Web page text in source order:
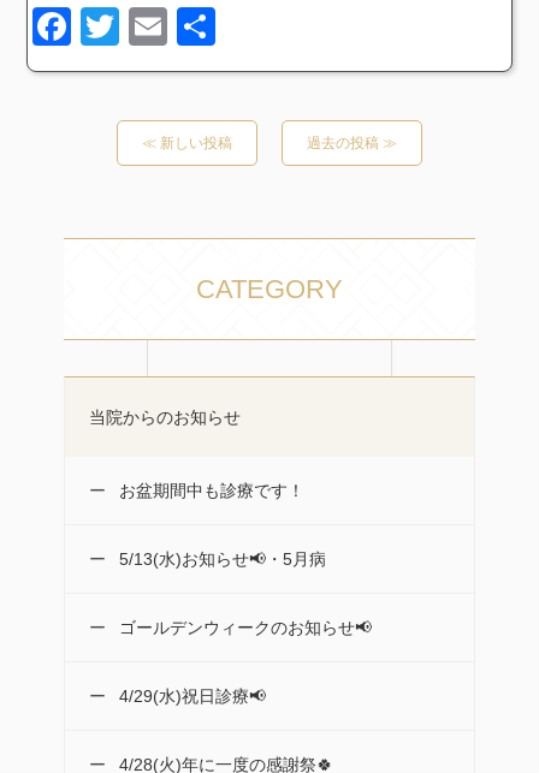
Facebook
TwitterEmail
有
≪ 新しい投稿 過去の投稿 ≫
CATEGORY
当院からのお知らせ
お盆期間中も診療です！
5/13(水)お知らせ📢・5月病
ゴールデンウィークのお知らせ📢
4/29(水)祝日診療📢
4/28(火)年に一度の感謝祭🍀